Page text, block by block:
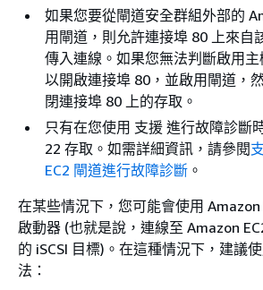
如果您要從閘道安全群組外部的
用閘道，則允許連接埠 80 上來自
傳入連線。如果您無法判斷啟用
以開啟連接埠 80，並啟用閘道，
閉連接埠 80 上的存取。
只有在您使用 支援 進行故障診斷
22 存取。如需詳細資訊，請參閱
EC2 閘道進行故障診斷 。
在某些情況下，您可能會使用
啟動器 (也就是說，連線至 Amazon
的 iSCSI 目標)。在這種情況下，建議
法：